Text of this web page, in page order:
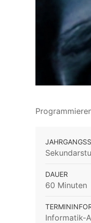
DAUER
60 Minuten
Informatik-